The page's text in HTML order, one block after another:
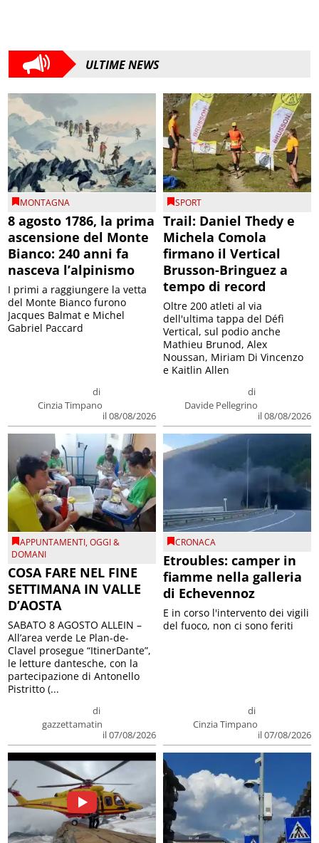
ULTIME NEWS
MONTAGNA
8 agosto 1786, la prima
ascensione del Monte
Bianco: 240 anni fa
nasceva l’alpinismo
di
Cinzia Timpano
il 08/08/2026
I primi a raggiungere la vetta
del Monte Bianco furono
Jacques Balmat e Michel
Gabriel Paccard
SPORT
Trail: Daniel Thedy e
Michela Comola
firmano il Vertical
Brusson-Bringuez a
tempo di record
di
Davide Pellegrino
il 08/08/2026
Oltre 200 atleti al via
dell'ultima tappa del Défì
Vertical, sul podio anche
Mathieu Brunod, Alex
Noussan, Miriam Di Vincenzo
e Kaitlin Allen
APPUNTAMENTI,OGGI &
DOMANI
COSA FARE NEL FINE
SETTIMANA IN VALLE
D’AOSTA
di
gazzettamatin
il 07/08/2026
SABATO 8 AGOSTO ALLEIN –
All’area verde Le Plan-de-
Clavel prosegue “ItinerDante”,
le letture dantesche, con la
partecipazione di Antonello
Pistritto (...
CRONACA
Etroubles: camper in
fiamme nella galleria
di Echevennoz
di
Cinzia Timpano
il 07/08/2026
E in corso l'intervento dei vigili
del fuoco, non ci sono feriti